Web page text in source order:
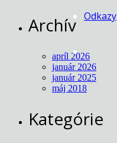
Odkazy
Archív
apríl 2026
január 2026
január 2025
máj 2018
Kategórie